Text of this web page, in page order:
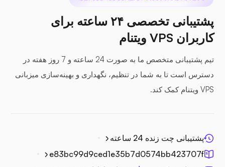
نکست کلود
سی‌فایل
فتوپریسم
پشتیبانی تخصصی ۲۴ ساعته برای
کاربران VPS ویتنام
تیم پشتیبانی متخصص ما به صورت 24 ساعته و 7 روز هفته در
دسترس است تا به شما در تنظیم، نگهداری و بهینه‌سازی میزبانی
VPS ویتنام کمک کند.
پشتیبانی چت زنده 24 ساعته
e83bc99d9ced1e35b7d0574bb423707f